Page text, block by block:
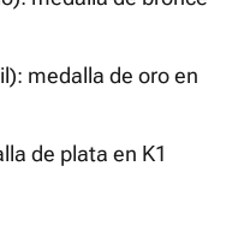
medalla de oro en
de plata en K1